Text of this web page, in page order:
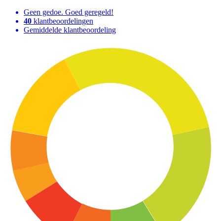
Geen gedoe. Goed geregeld!
40 klantbeoordelingen
Gemiddelde klantbeoordeling